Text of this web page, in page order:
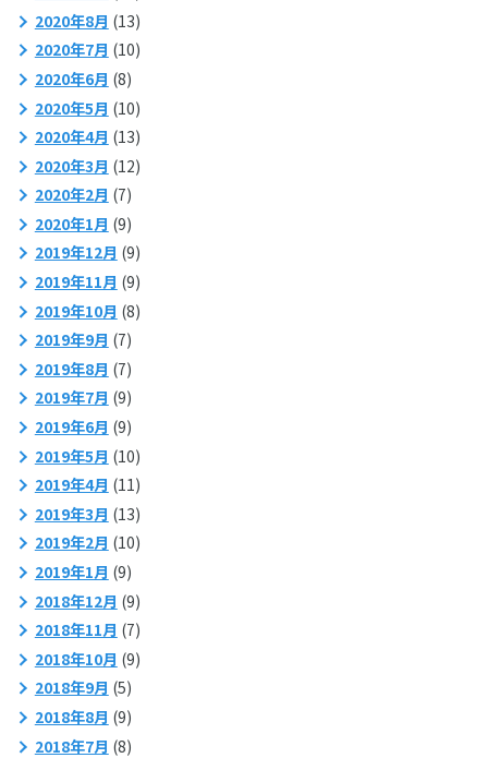
2020年8月 (13)
2020年7月 (10)
2020年6月 (8)
2020年5月 (10)
2020年4月 (13)
2020年3月 (12)
2020年2月 (7)
2020年1月 (9)
2019年12月 (9)
2019年11月 (9)
2019年10月 (8)
2019年9月 (7)
2019年8月 (7)
2019年7月 (9)
2019年6月 (9)
2019年5月 (10)
2019年4月 (11)
2019年3月 (13)
2019年2月 (10)
2019年1月 (9)
2018年12月 (9)
2018年11月 (7)
2018年10月 (9)
2018年9月 (5)
2018年8月 (9)
2018年7月 (8)